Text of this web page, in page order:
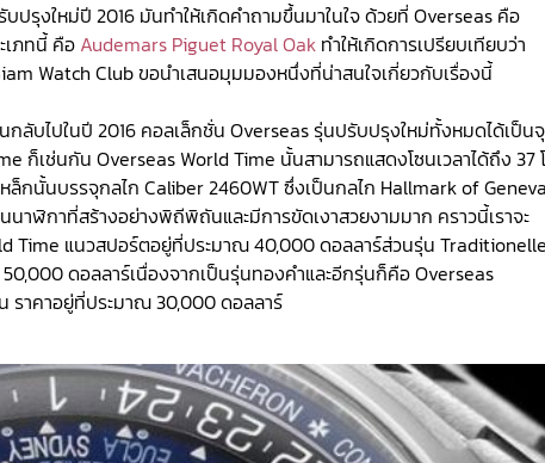
ปรุงใหม่ปี 2016 มันทำให้เกิดคำถามขึ้นมาในใจ ด้วยที่ Overseas คือ
เภทนี้ คือ Audemars Piguet Royal Oak ทำให้เกิดการเปรียบเทียบว่า
Watch Club ขอนำเสนอมุมมองหนึ่งที่น่าสนใจเกี่ยวกับเรื่องนี้
ลับไปในปี 2016 คอลเล็กชั่น Overseas รุ่นปรับปรุงใหม่ทั้งหมดได้เป็น
ก็เช่นกัน Overseas World Time นั้นสามารถแสดงโซนเวลาได้ถึง 37
ล็กนั้นบรรจุกลไก Caliber 2460WT ซึ่งเป็นกลไก Hallmark of Geneva
าฬิกาที่สร้างอย่างพิถีพิถันและมีการขัดเงาสวยงามมาก คราวนี้เราจะ
Time แนวสปอร์ตอยู่ที่ประมาณ 40,000 ดอลลาร์ส่วนรุ่น Traditionelle
ดอลลาร์เนื่องจากเป็นรุ่นทองคำและอีกรุ่นก็คือ Overseas
ราคาอยู่ที่ประมาณ 30,000 ดอลลาร์